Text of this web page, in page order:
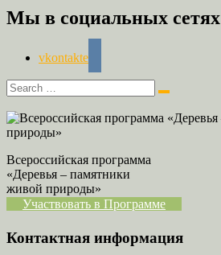
Мы в социальных сетях
vkontakte
Всероссийская программа
«Деревья – памятники
живой природы»
Участвовать в Программе
Контактная информация